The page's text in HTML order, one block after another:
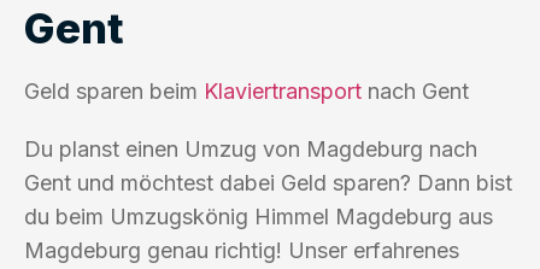
Gent
Geld sparen beim Klaviertransport nach Gent
Du planst einen Umzug von Magdeburg nach
Gent und möchtest dabei Geld sparen? Dann bist
du beim Umzugskönig Himmel Magdeburg aus
Magdeburg genau richtig! Unser erfahrenes